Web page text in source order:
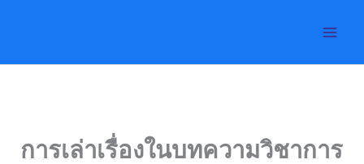
การเล่าเรื่องในบทความวิชาการ